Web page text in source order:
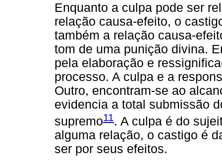
Enquanto a culpa pode ser
relação causa-efeito, o
também a relação causa-
tom de uma punição divina.
pela elaboração e
processo. A culpa e a
Outro, encontram-se ao
evidencia a total submissão
supremo11. A culpa é do
alguma relação, o castigo é
ser por seus efeitos.